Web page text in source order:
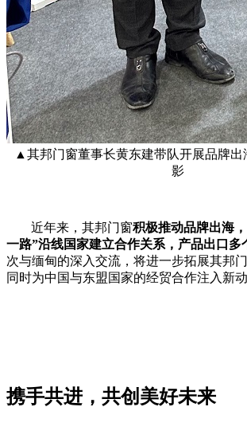
▲其邦门窗董事长黄东建带队开展品牌出
影
近年来，其邦门窗积极推动品牌出海
一路”沿线国家建立合作关系，产品出口多
次与缅甸的深入交流，将进一步拓展其邦
同时为中国与东盟国家的经贸合作注入新动
携手共进，共创美好未来